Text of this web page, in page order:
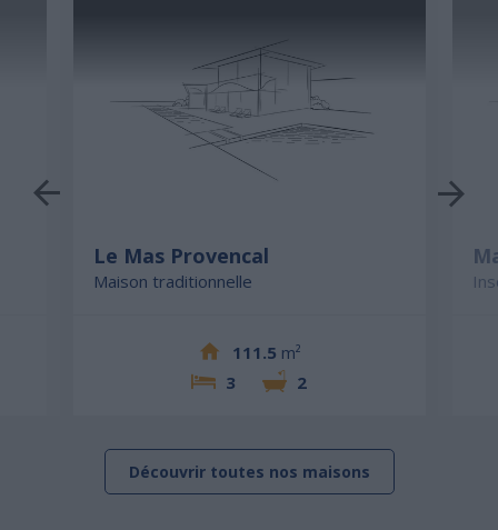
Le Mas Provencal
Maison traditionnelle
111.5 m²
3
2
Découvrir toutes nos maisons